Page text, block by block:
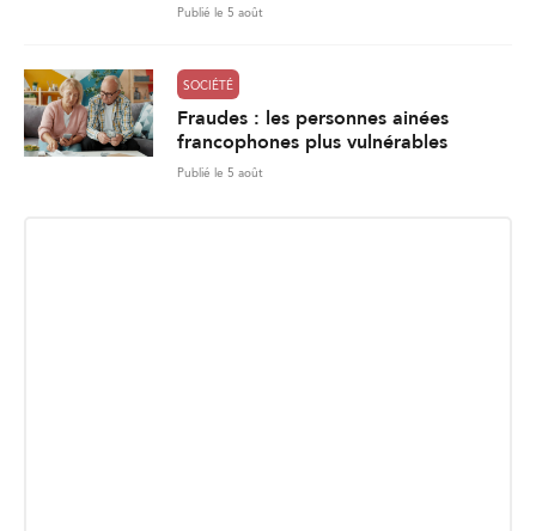
Publié le 5 août
SOCIÉTÉ
Fraudes : les personnes ainées
francophones plus vulnérables
Publié le 5 août